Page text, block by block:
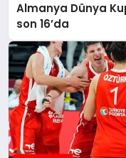
Almanya Dünya
son 16’da